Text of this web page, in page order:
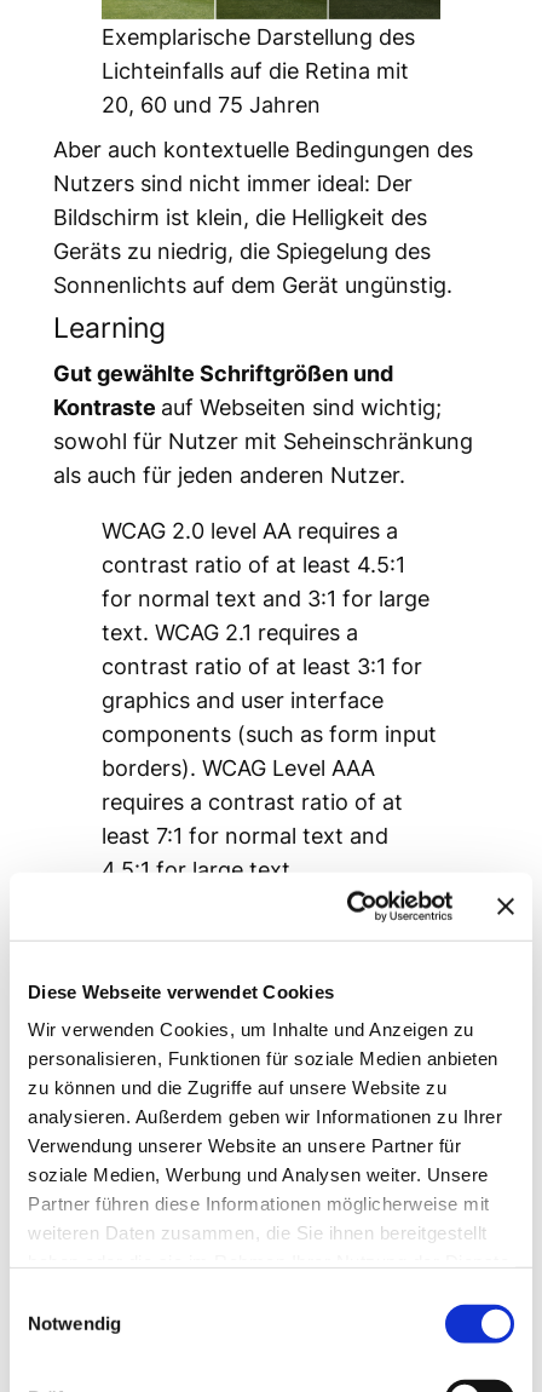
Diese Webseite verwendet Cookies
Wir verwenden Cookies, um Inhalte und Anzeigen zu
personalisieren, Funktionen für soziale Medien anbieten
zu können und die Zugriffe auf unsere Website zu
analysieren. Außerdem geben wir Informationen zu Ihrer
Verwendung unserer Website an unsere Partner für
soziale Medien, Werbung und Analysen weiter. Unsere
Partner führen diese Informationen möglicherweise mit
weiteren Daten zusammen, die Sie ihnen bereitgestellt
Notwendig
Exemplarische Darstellung des
Lichteinfalls auf die Retina mit
20, 60 und 75 Jahren
Aber auch kontextuelle Bedingungen des
Nutzers sind nicht immer ideal: Der
Bildschirm ist klein, die Helligkeit des
Geräts zu niedrig, die Spiegelung des
Sonnenlichts auf dem Gerät ungünstig.
Learning
Gut gewählte Schriftgrößen und
Kontraste auf Webseiten sind wichtig;
sowohl für Nutzer mit Seheinschränkung
als auch für jeden anderen Nutzer.
WCAG 2.0 level AA requires a
contrast ratio of at least 4.5:1
for normal text and 3:1 for large
text. WCAG 2.1 requires a
contrast ratio of at least 3:1 for
graphics and user interface
components (such as form input
borders). WCAG Level AAA
requires a contrast ratio of at
least 7:1 for normal text and
4.5:1 for large text.
Kontrast zu achten ist einfacher gesagt
als getan.
Online Kontrast-Checker für Texte
basierend auf den Web Content
Accessibility Guidelines (WCAG) oder auch
WAVEals ganzheitliches Accessibility-Tool
können dabei unterstützen,
Designempfehlungen einzuhalten und die
Fettnäpfchen #5:
Kognitiv belastende